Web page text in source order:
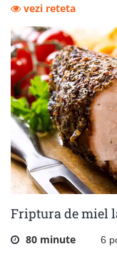
vezi reteta
Friptura de miel
80 minute 6